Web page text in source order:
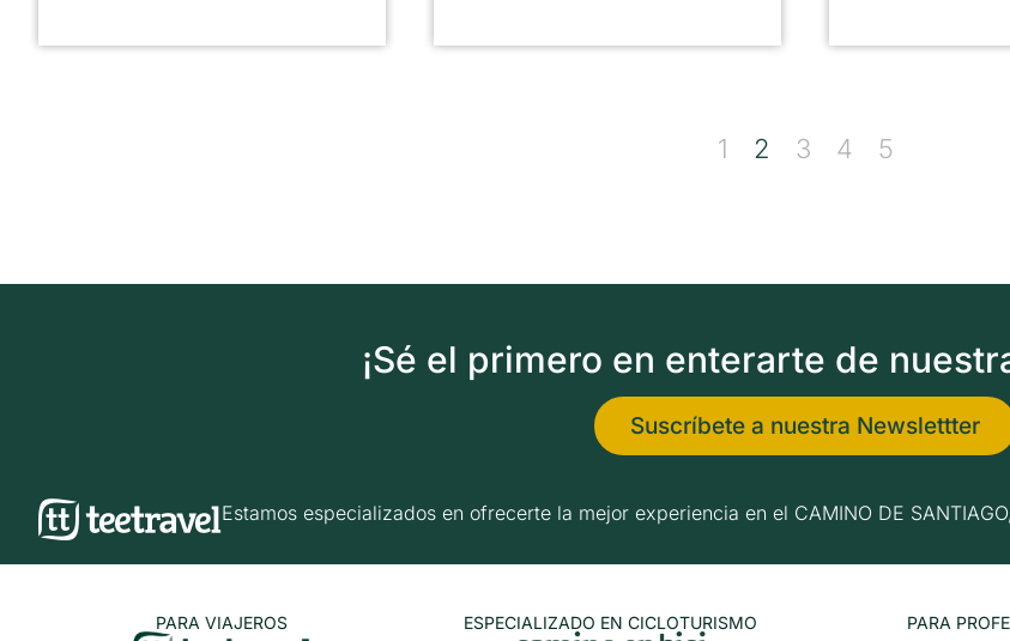
1 2 3 4 5
¡Sé el primero en enterarte de
Suscríbete a nuestra Newslettter
Estamos especializados en ofrecerte la mejor experiencia en el CAMINO DE
PARA VIAJEROS ESPECIALIZADO EN CICLOTURISMO PARA